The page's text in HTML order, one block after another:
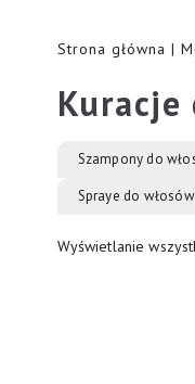
Strona główna |
Kuracje
Szampony do
Spraye do
Wyświetlanie